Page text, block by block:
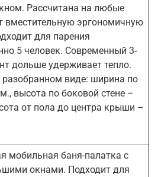
Рассчитана на любые
вместительную эргономичную
для парения
5 человек. Современный 3-
дольше удерживает тепло.
разобранном виде: ширина по
высота по боковой стене –
от пола до центра крыши –
мобильная баня-палатка с
окнами. Подходит для